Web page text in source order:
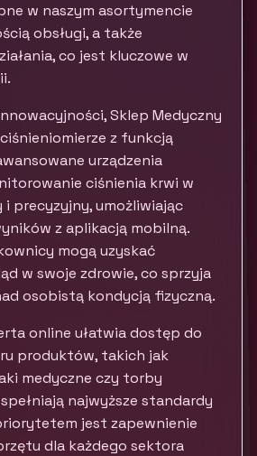
w naszym asortymencie
obsługi, a także
co jest kluczowe w
Sklep Medyczny
z funkcją
urządzenia
ciśnienia krwi w
precyzyjny, umożliwiając
z aplikacją mobilną.
mogą uzyskać
w swoje zdrowie, co sprzyja
osobistą kondycją fizyczną.
online ułatwia dostęp do
produktów, takich jak
medyczne czy torby
najwyższe standardy
jest zapewnienie
dla każdego sektora